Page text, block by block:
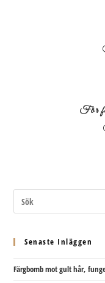
För
Senaste Inläggen
Färgbomb mot gult hår,